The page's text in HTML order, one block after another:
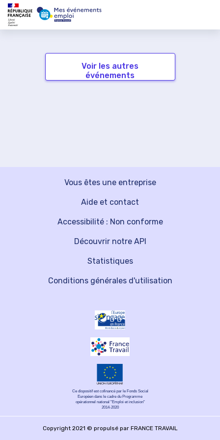
Voir les autres
événements
Vous êtes une entreprise
Découvrir notre API
Aide et contact
Statistiques
Accessibilité : Non conforme
Conditions générales d'utilisation
Ce dispositif est cofinancé par le Fonds Social
Européen dans le cadre du Programme
opérationnel national "Emploi et inclusion"
2014-2020
Copyright 2021 © propulsé par FRANCE TRAVAIL